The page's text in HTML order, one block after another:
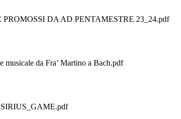
DA AD PENTAMESTRE 23_24.pdf
da Fra’ Martino a Bach.pdf